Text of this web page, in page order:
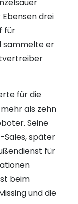
drei
für
sammelte er
für die
als zehn
Seine
Sales, später
für
beim
und die